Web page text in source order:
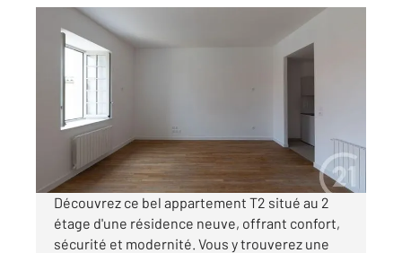
DOLE 39
54,49 m2 , 2 pièces
Ref : 13574
Appartement F2 à louer
610 €
par mois charges comprises
Découvrez ce bel appartement T2 situé au 2
étage d'une résidence neuve, offrant confort,
sécurité et modernité. Vous y trouverez une